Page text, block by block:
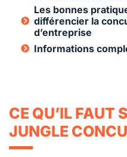
CE QU’IL FAUT
JUNGLE
Les bonnes
différencier la
d’entreprise
Informations